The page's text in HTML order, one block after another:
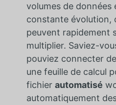
volumes de données
constante évolution,
peuvent rapidement
multiplier. Saviez-
pouviez connecter
une feuille de calcul
fichier automatisé
automatiquement